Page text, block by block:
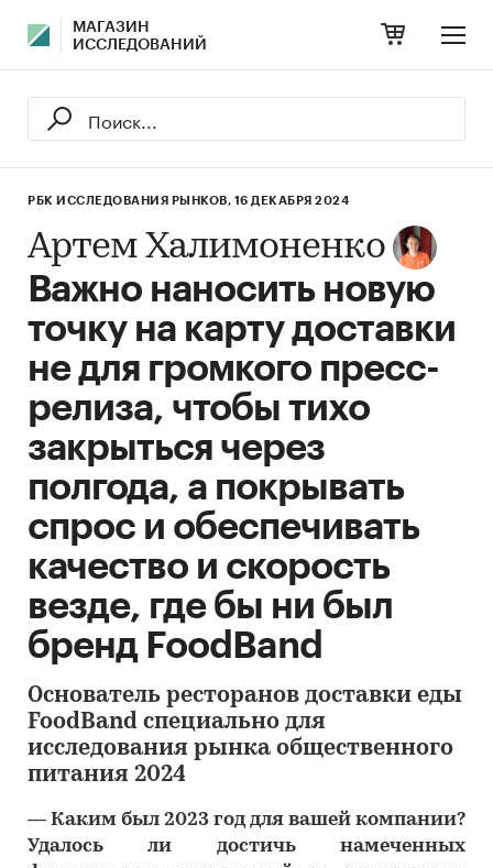
МАГАЗИН
ИССЛЕДОВАНИЙ
РБК ИССЛЕДОВАНИЯ РЫНКОВ, 16 ДЕКАБРЯ 2024
Артем Халимоненко
Важно наносить новую
точку на карту доставки
не для громкого пресс-
релиза, чтобы тихо
закрыться через
полгода, а покрывать
спрос и обеспечивать
качество и скорость
везде, где бы ни был
бренд FoodBand
Основатель ресторанов доставки еды
FoodBand специально для
исследования рынка общественного
питания 2024
― Каким был 2023 год для вашей компании?
Удалось ли достичь намеченных